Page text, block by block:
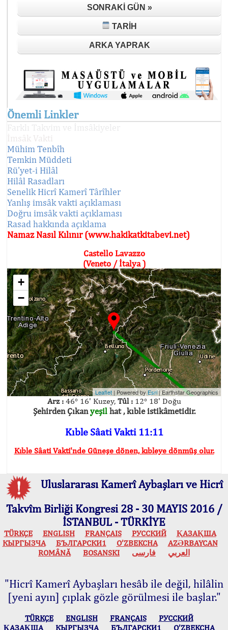
SONRAKI GÜN »
TARIH
ARKA YAPRAK
Önemli Linkler
Mühim Tenbîh
Temkin Müddeti
Rü'yet-i Hilâl
Hilâl Rasadları
Senelik Hicrî Kamerî Târîhler
Yanlış imsâk vakti açıklaması
Doğru imsâk vakti açıklaması
Rasad hakkında açıklama
Namaz Nasıl Kılınır (www.hakikatkitabevi.net)
Castello Lavazzo
(Veneto / İtalya )
+
−
Leaflet| Powered byEsri|Earthstar Geographics
Arz :46° 16' Kuzey, Tûl :12° 18' Doğu
Şehirden Çıkanyeşilhat , kıble istikâmetidir.
Kıble Sâati Vakti 11:11
Kıble Sâati Vakti'nde Güneşe dönen, kıbleye dönmüş olur.
Uluslararası Kamerî Aybaşları ve Hicrî
Takvîm Birliği Kongresi 28 - 30 MAYIS 2016 /
İSTANBUL - TÜRKİYE
TÜRKÇE ENGLISH FRANÇAIS РУССКИЙ
ҚАЗАҚША
КЫPГЫЗЧA
БЪЛГАРСКИ1 O’ZBEKCHA
AZӘRBAYCAN
ROMÂNĂ
BOSANSKI العربي فارسی
"Hicrî Kamerî Aybaşları hesâb ile değil, hilâlin
[yeni ayın] çıplak gözle görülmesi ile başlar."
TÜRKÇE ENGLISH FRANÇAIS
РУССКИЙ
ҚАЗАҚША
КЫPГЫЗЧA БЪЛГАРСКИ1 O’ZBEKCHA